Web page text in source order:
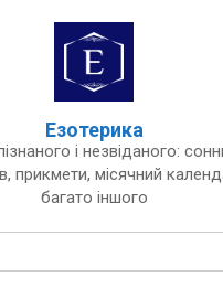
Езотерика
і незвіданого:
прикмети, місячний
багато іншого